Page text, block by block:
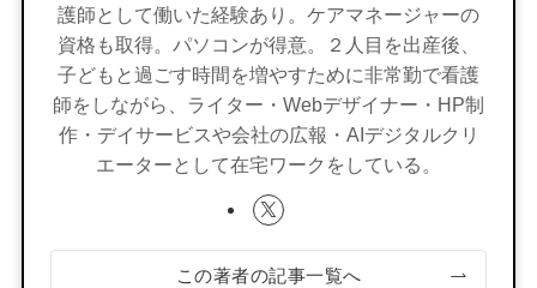
護師として働いた経験あり。ケアマネージャーの
資格も取得。パソコンが得意。２人目を出産後、
子どもと過ごす時間を増やすために非常勤で看護
師をしながら、ライター・Webデザイナー・HP制
作・デイサービスや会社の広報・AIデジタルクリ
エーターとして在宅ワークをしている。
この著者の記事一覧へ